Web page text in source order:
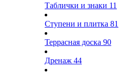
Таблички и знаки 11
Ступени и плитка 81
Террасная доска 90
Дренаж 44